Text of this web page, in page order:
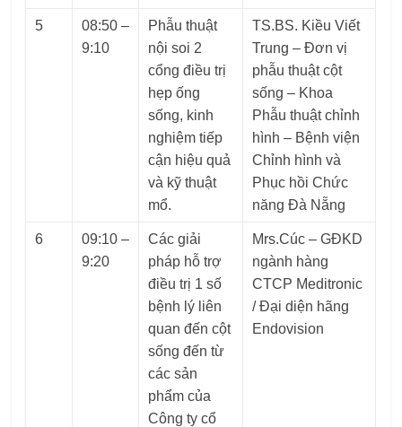
5
08:50 –
9:10
Phẫu thuật
nội soi 2
cổng điều trị
hẹp ống
sống, kinh
nghiệm tiếp
cận hiệu quả
và kỹ thuật
mổ.
TS.BS. Kiều Viết
Trung – Đơn vị
phẫu thuật cột
sống – Khoa
Phẫu thuật chỉnh
hình – Bệnh viện
Chỉnh hình và
Phục hồi Chức
năng Đà Nẵng
6
09:10 –
9:20
Các giải
pháp hỗ trợ
điều trị 1 số
bệnh lý liên
quan đến cột
sống đến từ
các sản
phẩm của
Công ty cổ
Mrs.Cúc – GĐKD
ngành hàng
CTCP Meditronic
/ Đại diện hãng
Endovision